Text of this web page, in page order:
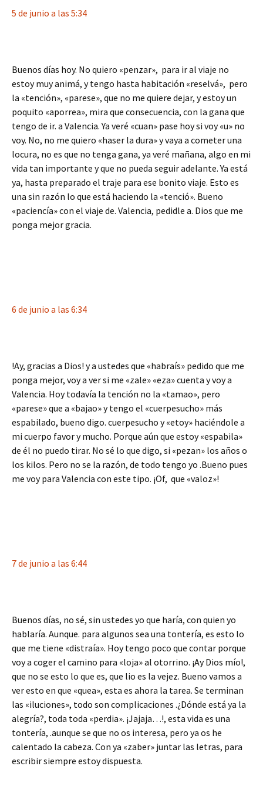
5 de junio a las 5:34
Buenos días hoy. No quiero «penzar», para ir al viaje no
estoy muy animá, y tengo hasta habitación «reselvá», pero
la «tención», «parese», que no me quiere dejar, y estoy un
poquito «aporrea», mira que consecuencia, con la gana que
tengo de ir. a Valencia. Ya veré «cuan» pase hoy si voy «u» no
voy. No, no me quiero «haser la dura» y vaya a cometer una
locura, no es que no tenga gana, ya veré mañana, algo en mi
vida tan importante y que no pueda seguir adelante. Ya está
ya, hasta preparado el traje para ese bonito viaje. Esto es
una sin razón lo que está haciendo la «tenció». Bueno
«paciencía» con el viaje de. Valencia, pedidle a. Dios que me
ponga mejor gracia.
6 de junio a las 6:34
!Ay, gracias a Dios! y a ustedes que «habraís» pedido que me
ponga mejor, voy a ver si me «zale» «eza» cuenta y voy a
Valencia. Hoy todavía la tención no la «tamao», pero
«parese» que a «bajao» y tengo el «cuerpesucho» más
espabilado, bueno digo. cuerpesucho y «etoy» haciéndole a
mi cuerpo favor y mucho. Porque aún que estoy «espabila»
de él no puedo tirar. No sé lo que digo, si «pezan» los años o
los kilos. Pero no se la razón, de todo tengo yo .Bueno pues
me voy para Valencia con este tipo. ¡Of, que «valoz»!
7 de junio a las 6:44
Buenos días, no sé, sin ustedes yo que haría, con quien yo
hablaría. Aunque. para algunos sea una tontería, es esto lo
que me tiene «distraía». Hoy tengo poco que contar porque
voy a coger el camino para «loja» al otorrino. ¡Ay Dios mío!,
que no se esto lo que es, que lio es la vejez. Bueno vamos a
ver esto en que «quea», esta es ahora la tarea. Se terminan
las «iluciones», todo son complicaciones .¿Dónde está ya la
alegría?, toda toda «perdia». ¡Jajaja…!, esta vida es una
tontería, .aunque se que no os interesa, pero ya os he
calentado la cabeza. Con ya «zaber» juntar las letras, para
escribir siempre estoy dispuesta.